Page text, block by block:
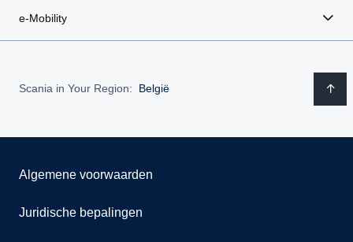
e-Mobility
Scania in Your Region: België
Algemene voorwaarden
Juridische bepalingen